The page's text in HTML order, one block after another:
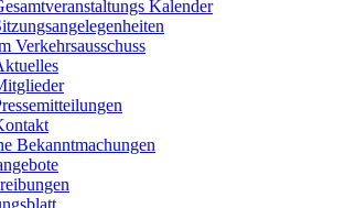
Kalender
Verkehrsausschuss
Bekanntmachungen